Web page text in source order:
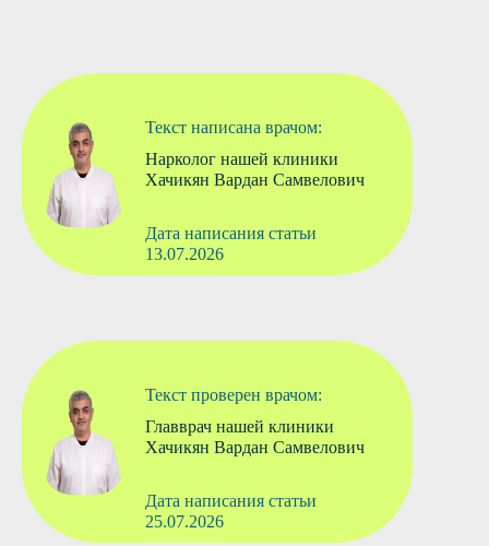
Текст написана врачом:
Нарколог нашей клиники
Хачикян Вардан Самвелович
Дата написания статьи
13.07.2026
Текст проверен врачом:
Главврач нашей клиники
Хачикян Вардан Самвелович
Дата написания статьи
25.07.2026